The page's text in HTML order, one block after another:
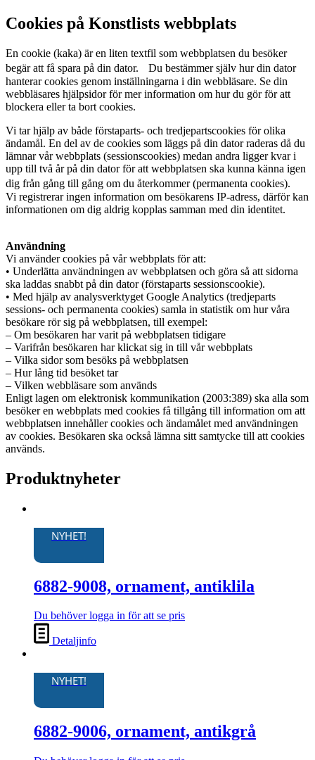
Cookies på Konstlists webbplats
En cookie (kaka) är en liten textfil som webbplatsen du besöker
begär att få spara på din dator. Du bestämmer själv hur din dator
hanterar cookies genom inställningarna i din webbläsare. Se din
webbläsares hjälpsidor för mer information om hur du gör för att
blockera eller ta bort cookies.
Vi tar hjälp av både förstaparts- och tredjepartscookies för olika
ändamål. En del av de cookies som läggs på din dator raderas då du
lämnar vår webbplats (sessionscookies) medan andra ligger kvar i
upp till två år på din dator för att webbplatsen ska kunna känna igen
dig från gång till gång om du återkommer (permanenta cookies).
Vi registrerar ingen information om besökarens IP-adress, därför kan
informationen om dig aldrig kopplas samman med din identitet.
Användning
Vi använder cookies på vår webbplats för att:
• Underlätta användningen av webbplatsen och göra så att sidorna
ska laddas snabbt på din dator (förstaparts sessionscookie).
• Med hjälp av analysverktyget Google Analytics (tredjeparts
sessions- och permanenta cookies) samla in statistik om hur våra
besökare rör sig på webbplatsen, till exempel:
– Om besökaren har varit på webbplatsen tidigare
– Varifrån besökaren har klickat sig in till vår webbplats
– Vilka sidor som besöks på webbplatsen
– Hur lång tid besöket tar
– Vilken webbläsare som används
Enligt lagen om elektronisk kommunikation (2003:389) ska alla som
besöker en webbplats med cookies få tillgång till information om att
webbplatsen innehåller cookies och ändamålet med användningen
av cookies. Besökaren ska också lämna sitt samtycke till att cookies
används.
Produktnyheter
NYHET!
6882-9008, ornament, antiklila
Du behöver logga in för att se pris
Detaljinfo
NYHET!
6882-9006, ornament, antikgrå